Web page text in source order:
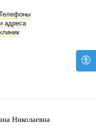
адреса
Николаевна